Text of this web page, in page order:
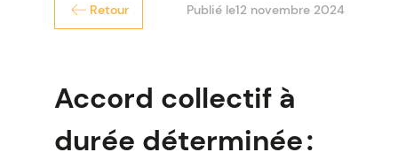
Retour Publié le12 novembre 2024
Accord collectif à
durée déterminée :